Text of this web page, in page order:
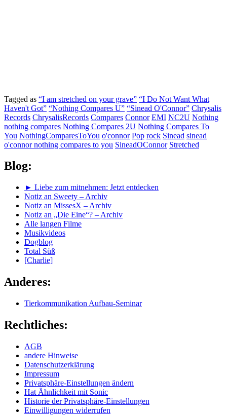
Tagged as “I am stretched on your grave” “I Do Not Want What
Haven't Got” “Nothing Compares U” “Sinead O'Connor” Chrysalis
Records ChrysalisRecords Compares Connor EMI NC2U Nothing
nothing compares Nothing Compares 2U Nothing Compares To
You NothingComparesToYou o'connor Pop rock Sinead sinead
o'connor nothing compares to you SineadOConnor Stretched
Blog:
► Liebe zum mitnehmen: Jetzt entdecken
Notiz an Sweety – Archiv
Notiz an MissesX – Archiv
Notiz an „Die Eine“? – Archiv
Alle langen Filme
Musikvideos
Dogblog
Total Süß
[Charlie]
Anderes:
Tierkommunikation Aufbau-Seminar
Rechtliches:
AGB
andere Hinweise
Datenschutzerklärung
Impressum
Privatsphäre-Einstellungen ändern
Hat Ähnlichkeit mit Sonic
Historie der Privatsphäre-Einstellungen
Einwilligungen widerrufen